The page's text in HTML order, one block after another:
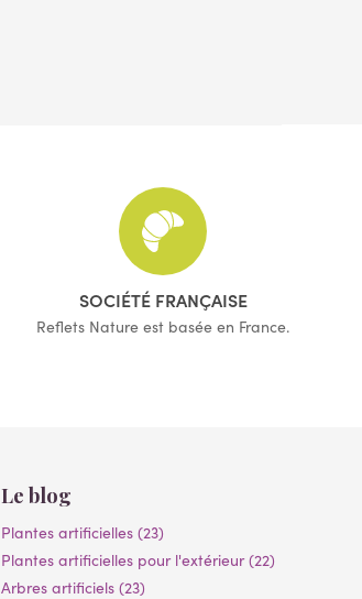
SOCIÉTÉ FRANÇAISE
Reflets Nature est basée en France.
Le blog
Plantes artificielles (23)
Plantes artificielles pour l'extérieur (22)
Arbres artificiels (23)